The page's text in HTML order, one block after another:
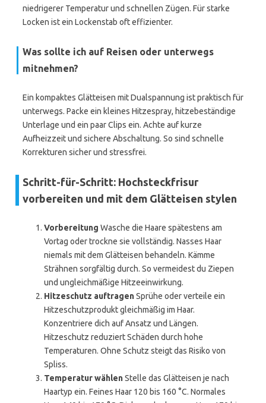
niedrigerer Temperatur und schnellen Zügen. Für starke
Locken ist ein Lockenstab oft effizienter.
Was sollte ich auf Reisen oder unterwegs
mitnehmen?
Ein kompaktes Glätteisen mit Dualspannung ist praktisch für
unterwegs. Packe ein kleines Hitzespray, hitzebeständige
Unterlage und ein paar Clips ein. Achte auf kurze
Aufheizzeit und sichere Abschaltung. So sind schnelle
Korrekturen sicher und stressfrei.
Schritt-für-Schritt: Hochsteckfrisur
vorbereiten und mit dem Glätteisen stylen
Vorbereitung Wasche die Haare spätestens am
Vortag oder trockne sie vollständig. Nasses Haar
niemals mit dem Glätteisen behandeln. Kämme
Strähnen sorgfältig durch. So vermeidest du Ziepen
und ungleichmäßige Hitzeeinwirkung.
Hitzeschutz auftragenSprühe oder verteile ein
Hitzeschutzprodukt gleichmäßig im Haar.
Konzentriere dich auf Ansatz und Längen.
Hitzeschutz reduziert Schäden durch hohe
Temperaturen. Ohne Schutz steigt das Risiko von
Spliss.
Temperatur wählenStelle das Glätteisen je nach
Haartyp ein. Feines Haar 120 bis 160 °C. Normales